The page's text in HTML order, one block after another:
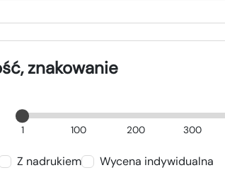
znakowanie
1 100 200 300
Z nadrukiem Wycena indywidualna